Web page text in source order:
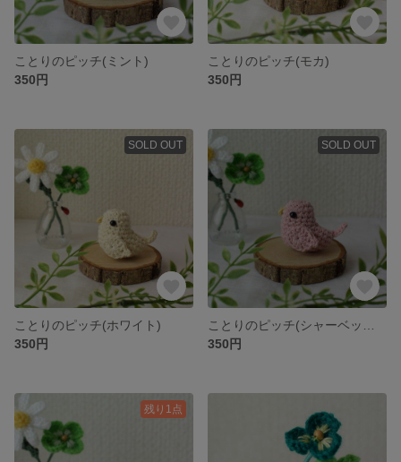
ことりのピッチ(ミント)
350円
ことりのピッチ(モカ)
350円
SOLD OUT
ことりのピッチ(ホワイト)
350円
SOLD OUT
350円
残り1点